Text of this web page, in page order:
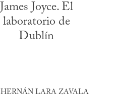
James Joyce. El
laboratorio de
Dublín
HERNÁN LARA ZAVALA